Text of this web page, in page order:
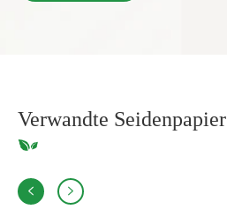
Verwandte Seidenpapier
 